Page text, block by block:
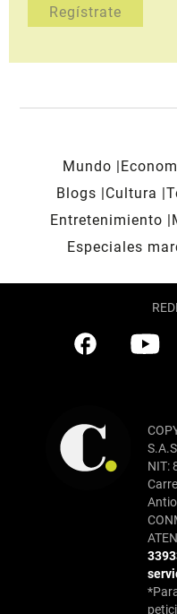
Mundo
Blogs
Cultura
Entretenimiento
Especiales
S.A.S
NIT: